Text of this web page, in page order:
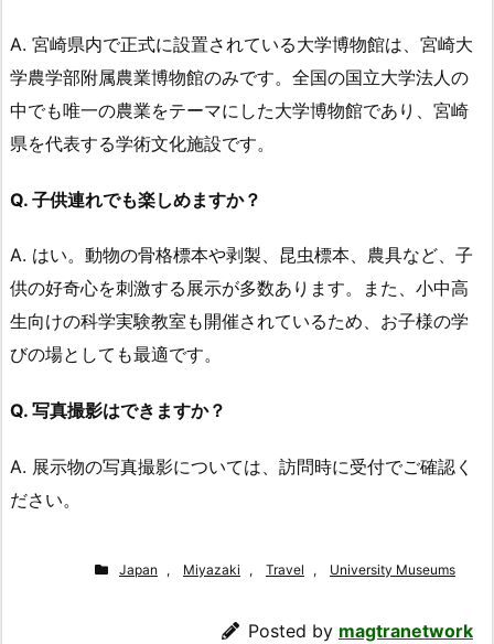
A. 宮崎県内で正式に設置されている大学博物館は、宮崎大
学農学部附属農業博物館のみです。全国の国立大学法人の
中でも唯一の農業をテーマにした大学博物館であり、宮崎
県を代表する学術文化施設です。
Q. 子供連れでも楽しめますか？
A. はい。動物の骨格標本や剥製、昆虫標本、農具など、子
供の好奇心を刺激する展示が多数あります。また、小中高
生向けの科学実験教室も開催されているため、お子様の学
びの場としても最適です。
Q. 写真撮影はできますか？
A. 展示物の写真撮影については、訪問時に受付でご確認く
ださい。
Japan , Miyazaki , Travel , University Museums
Posted by magtranetwork